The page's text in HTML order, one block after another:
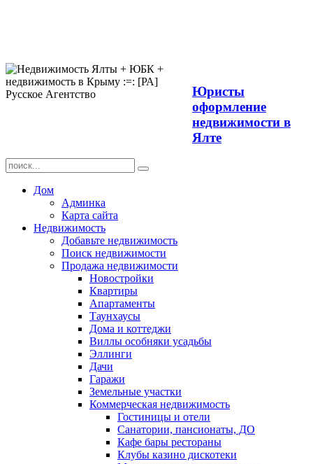
Юристы
оформление
недвижимости в
Ялте
Дом
Админка
Карта сайта
Недвижимость
Добавьте недвижимость
Поиск недвижимости
Продажа недвижимости
Новостройки
Квартиры
Апартаменты
Таунхаусы
Дома и коттеджи
Виллы особняки усадьбы
Эллинги
Дачи
Гаражи
Земельные участки
Коммерческая недвижимость
Гостиницы и отели
Санатории, пансионаты, ДО
Кафе бары рестораны
Клубы казино дискотеки